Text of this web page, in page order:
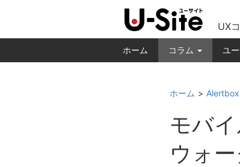
UX
ホーム コラム ユ
ホーム Alertbox
モバ
ウォ